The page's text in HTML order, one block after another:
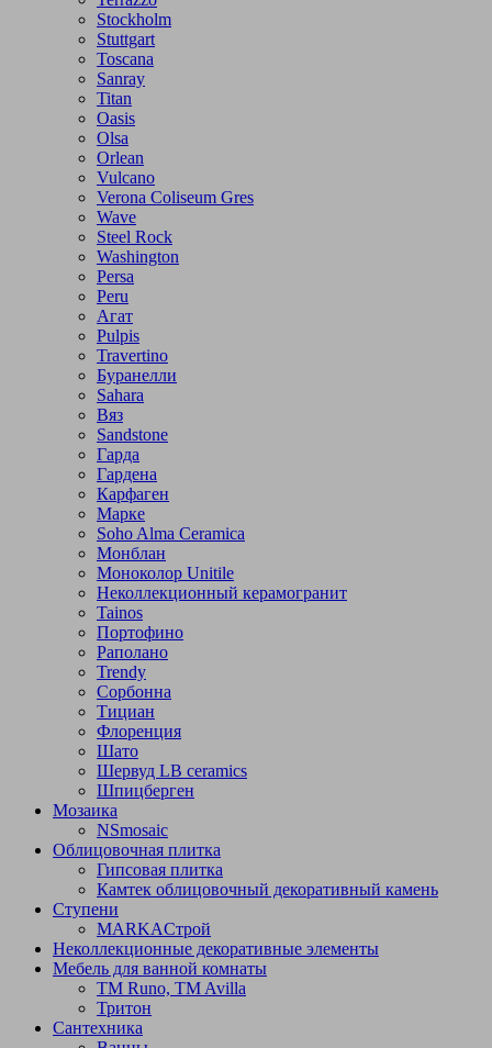
Stockholm
Stuttgart
Toscana
Sanray
Titan
Oasis
Olsa
Orlean
Vulcano
Verona Coliseum Gres
Wave
Steel Rock
Washington
Persa
Peru
Агат
Pulpis
Travertino
Буранелли
Sahara
Вяз
Sandstone
Гарда
Гардена
Карфаген
Марке
Soho Alma Ceramica
Монблан
Моноколор Unitile
Неколлекционный керамогранит
Tainos
Портофино
Раполано
Trendy
Сорбонна
Тициан
Флоренция
Шато
Шервуд LB ceramics
Шпицберген
Мозаика
NSmosaic
Облицовочная плитка
Гипсовая плитка
Камтек облицовочный декоративный камень
Ступени
МARKAСтрой
Неколлекционные декоративные элементы
Мебель для ванной комнаты
TM Runo, TM Avilla
Тритон
Сантехника